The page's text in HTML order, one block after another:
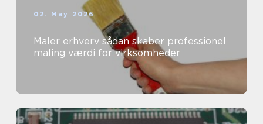
02. May 2026
Maler erhverv sådan skaber professionel
maling værdi for virksomheder